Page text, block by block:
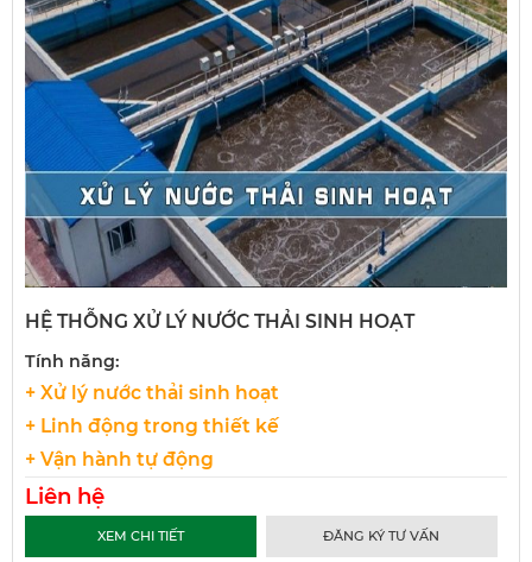
HỆ THỖNG XỬ LÝ NƯỚC THẢI SINH HOẠT
Tính năng:
+ Xử lý nước thải sinh hoạt
+ Linh động trong thiết kế
+ Vận hành tự động
Liên hệ
XEM CHI TIẾT ĐĂNG KÝ TƯ VẤN